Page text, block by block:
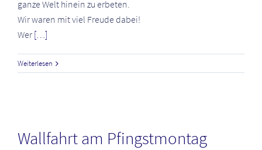
ganze Welt hinein zu erbeten.
Wir waren mit viel Freude dabei!
Wer […]
Weiterlesen
Wallfahrt am Pfingstmontag